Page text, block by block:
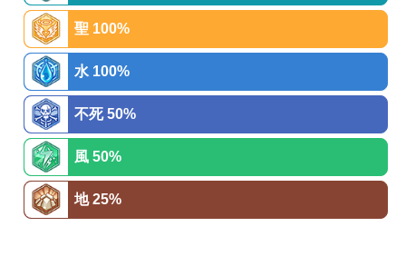
聖 100%
水 100%
不死 50%
風 50%
地 25%